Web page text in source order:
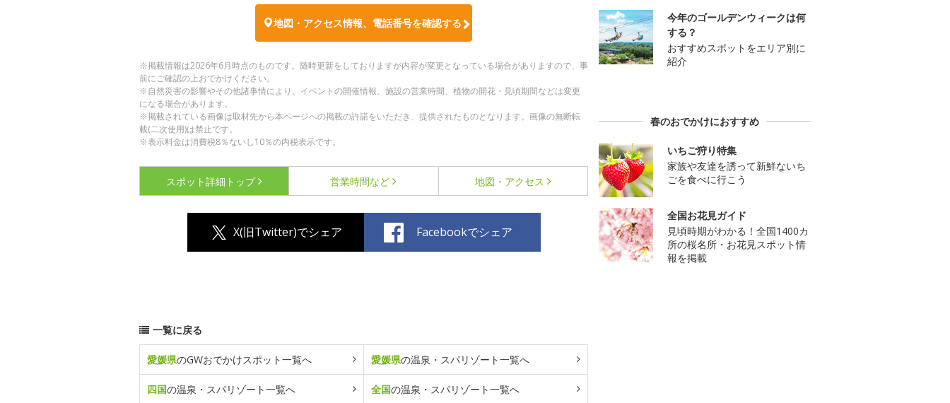
地図・アクセス情報、電話番号を確認する
※掲載情報は2026年6月時点のものです。随時更新をしておりますが内容が変更となっている場合がありますので、事
前にご確認の上おでかけください。
※自然災害の影響やその他諸事情により、イベントの開催情報、施設の営業時間、植物の開花・見頃期間などは変更
になる場合があります。
※掲載されている画像は取材先から本ページへの掲載の許諾をいただき、提供されたものとなります。画像の無断転
載(二次使用)は禁止です。
※表示料金は消費税8％ないし10％の内税表示です。
スポット詳細 トップ 営業時間など 地図・アクセス
X(旧Twitter)でシェア Facebookでシェア
一覧に戻る
愛媛県のGWおでかけスポット一覧へ 愛媛県の温泉・スパリゾート一覧へ
四国の温泉・スパリゾート一覧へ 全国の温泉・スパリゾート一覧へ
今年のゴールデンウィークは何
する？
おすすめスポットをエリア別に
紹介
春のおでかけにおすすめ
いちご狩り特集
家族や友達を誘って新鮮ないち
ごを食べに行こう
全国お花見ガイド
見頃時期がわかる！全国1400カ
所の桜名所・お花見スポット情
報を掲載